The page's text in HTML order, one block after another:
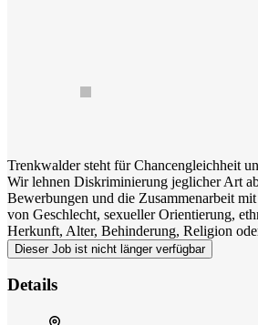
Trenkwalder steht für Chancengleichheit
Wir lehnen Diskriminierung jeglicher Art
Bewerbungen und die Zusammenarbeit
von Geschlecht, sexueller Orientierung,
Herkunft, Alter, Behinderung, Religion
Dieser Job ist nicht länger verfügbar
Details